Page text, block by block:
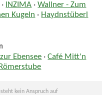
· INZIMA ·Wallner - Zum
Kugeln · Haydnstüberl
Ebensee ·Café Mitt'n
kein Anspruch auf